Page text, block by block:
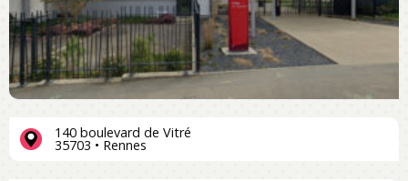
140 boulevard de Vitré
35703 • Rennes